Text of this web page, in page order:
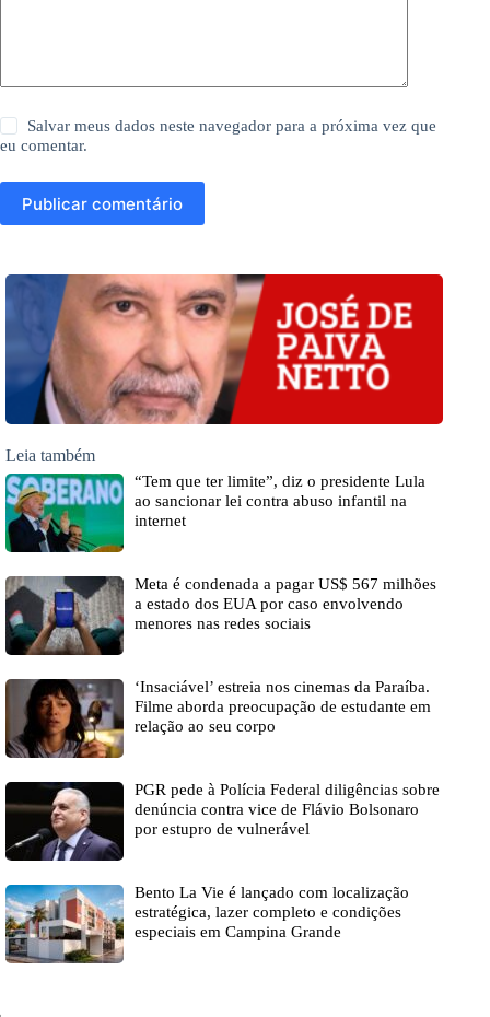
Salvar meus dados neste navegador para a próxima vez que
eu comentar.
Publicar comentário
Leia também
“Tem que ter limite”, diz o presidente Lula
ao sancionar lei contra abuso infantil na
internet
Meta é condenada a pagar US$ 567 milhões
a estado dos EUA por caso envolvendo
menores nas redes sociais
‘Insaciável’ estreia nos cinemas da Paraíba.
Filme aborda preocupação de estudante em
relação ao seu corpo
PGR pede à Polícia Federal diligências sobre
denúncia contra vice de Flávio Bolsonaro
por estupro de vulnerável
Bento La Vie é lançado com localização
estratégica, lazer completo e condições
especiais em Campina Grande